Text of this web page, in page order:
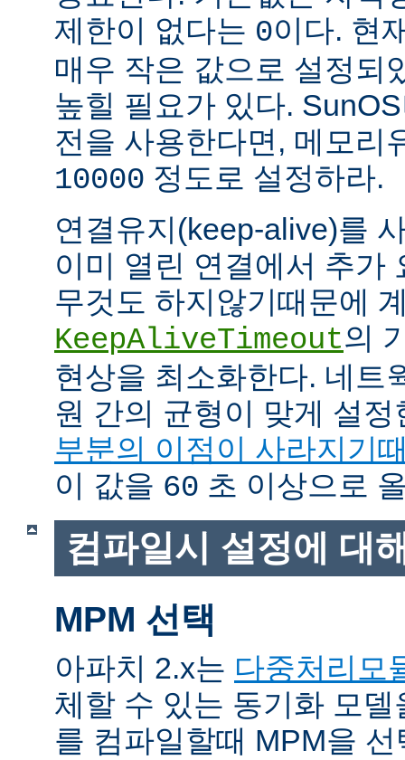
제한이 없다는 0이다. 현
매우 작은 값으로 설정되
높힐 필요가 있다.
전을 사용한다면, 메모리
10000 정도로 설정하라.
연결유지(keep-alive)를
이미 열린 연결에서 추가
무것도 하지않기때문에
KeepAliveTimeout의
현상을 최소화한다. 네트
원 간의 균형이 맞게 설
부분의 이점이 사라지기
이 값을 60 초 이상으로
컴파일시 설정에 대
MPM 선택
아파치 2.x는 다중처리모
체할 수 있는 동기화 모
를 컴파일할때 MPM을